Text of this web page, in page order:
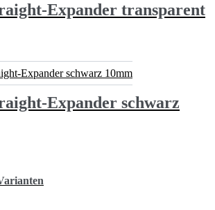
Expander transparent
Expander schwarz